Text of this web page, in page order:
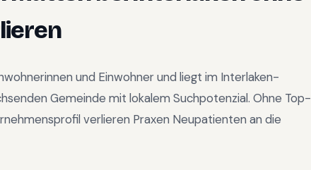
und Einwohner und liegt im Interlaken-
Gemeinde mit lokalem Suchpotenzial. Ohne Top-
verlieren Praxen Neupatienten an die